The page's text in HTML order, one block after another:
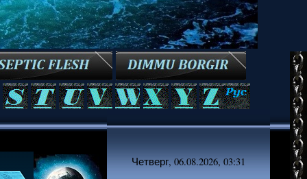
Четверг, 06.08.2026, 03:31